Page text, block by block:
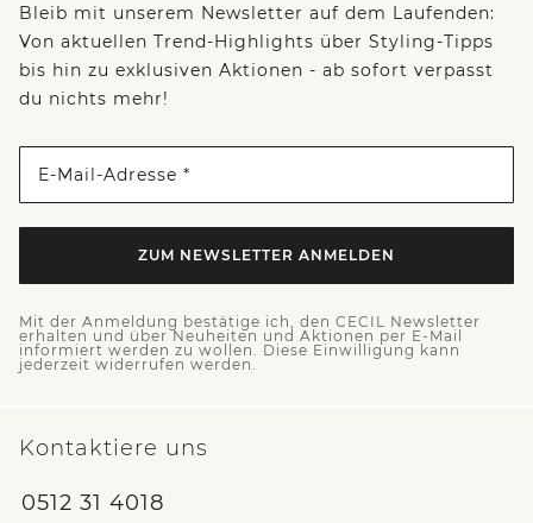
Bleib mit unserem Newsletter auf dem Laufenden:
Von aktuellen Trend-Highlights über Styling-Tipps
bis hin zu exklusiven Aktionen - ab sofort verpasst
du nichts mehr!
E-Mail-Adresse *
ZUM NEWSLETTER ANMELDEN
Mit der Anmeldung bestätige ich, den CECIL Newsletter
erhalten und über Neuheiten und Aktionen per E-Mail
informiert werden zu wollen. Diese Einwilligung kann
jederzeit widerrufen werden.
Kontaktiere uns
0512 31 4018